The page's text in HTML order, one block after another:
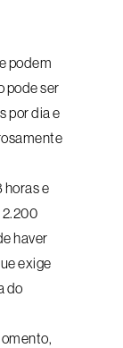
podem
pode ser
por dia e
horas e
2.200
haver
exige
do